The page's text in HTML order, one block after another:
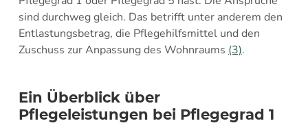
sind durchweg gleich. Das betrifft unter anderem den
Entlastungsbetrag, die Pflegehilfsmittel und den
Zuschuss zur Anpassung des Wohnraums (3).
Ein Überblick über
Pflegeleistungen bei Pflegegrad 1